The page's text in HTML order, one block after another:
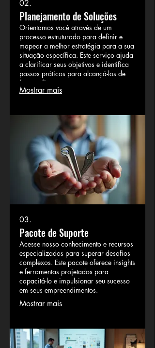
02.
Planejamento de Soluções
Orientamos você através de um
processo estruturado para definir e
mapear a melhor estratégia para a sua
situação específica. Este serviço ajuda
a clarificar seus objetivos e identifica
passos práticos para alcançá-los de
forma eficaz.
Mostrar mais
03.
Pacote de Suporte
Acesse nosso conhecimento e recursos
especializados para superar desafios
complexos. Este pacote oferece insights
e ferramentas projetados para
capacitá-lo e impulsionar seu sucesso
em seus empreendimentos.
Mostrar mais